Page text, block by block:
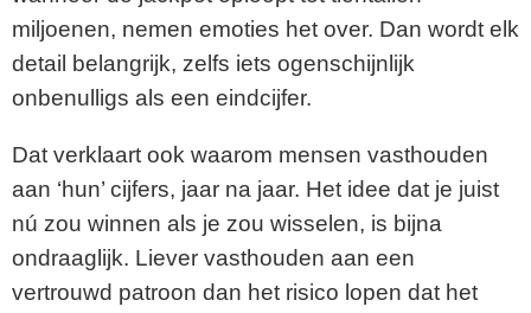
miljoenen, nemen emoties het over. Dan wordt elk
detail belangrijk, zelfs iets ogenschijnlijk
onbenulligs als een eindcijfer.
Dat verklaart ook waarom mensen vasthouden
aan ‘hun’ cijfers, jaar na jaar. Het idee dat je juist
nú zou winnen als je zou wisselen, is bijna
ondraaglijk. Liever vasthouden aan een
vertrouwd patroon dan het risico lopen dat het